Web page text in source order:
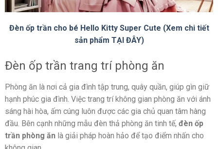
Đèn ốp trần cho bé Hello Kitty Super Cute (Xem chi tiết
sản phẩm TẠI ĐÂY)
Đèn ốp trần trang trí phòng ăn
Phòng ăn là nơi cả gia đình tập trung, quây quần, giúp gìn giữ
hạnh phúc gia đình. Việc trang trí không gian phòng ăn với ánh
sáng hài hòa, ấm cúng luôn được các gia chủ quan tâm hàng
đầu. Bên cạnh những mẫu đèn thả phòng ăn tinh tế, đèn ốp
trần phòng ănlà giải pháp hoàn hảo để tạo điểm nhấn cho